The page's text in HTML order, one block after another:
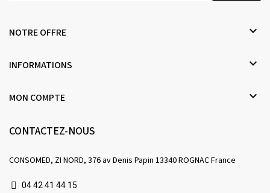
NOTRE OFFRE 
INFORMATIONS 
MON COMPTE 
CONTACTEZ-NOUS
CONSOMED, ZI NORD, 376 av Denis Papin 13340 ROGNAC France
04 42 41 44 15